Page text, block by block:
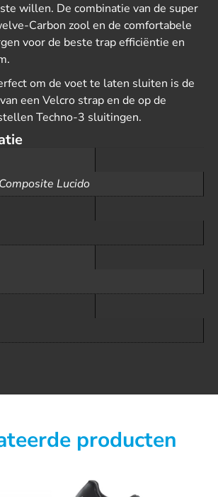
willen. De combinatie van de super
Carbon zool en de comfortabele
voor de beste trap efficiëntie en
om de voet te laten sluiten is de
een Velcro strap en de op de
Techno-3 sluitingen.
Lucido
producten